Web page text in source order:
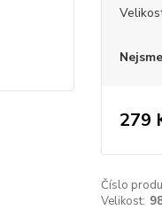
279
Číslo
Velikost: